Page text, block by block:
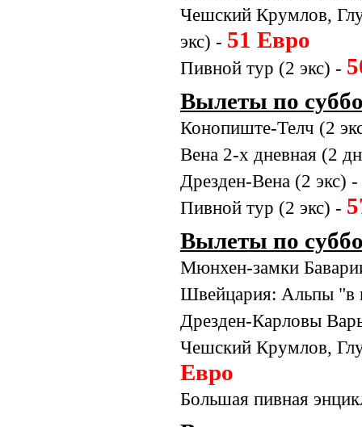
Чешский Крумлов,
экс) - 51 Евро
Пивной тур (2 экс) -
Вылеты по
Конопиште-Телч (2
Вена 2-х дневная (2
Дрезден-Вена (2 экс) -
Пивной тур (2 экс) -
Вылеты по
Мюнхен-замки
Швейцария: Альпы "в
Дрезден-Карловы
Чешский Крумлов,
Евро
Большая пивная